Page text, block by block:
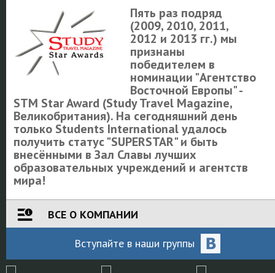
Пять раз подряд
(2009, 2010, 2011,
2012 и 2013 гг.) мы
признаны
победителем в
номинации "Агентство
Восточной Европы" -
STM Star Award (Study Travel Magazine,
Великобритания). На сегодняшний день
только Students International удалось
получить статус "SUPERSTAR" и быть
внесёнными в Зал Славы лучших
образовательных учреждений и агентств
мира!
ВСЕ О КОМПАНИИ
Вступайте в наши группы